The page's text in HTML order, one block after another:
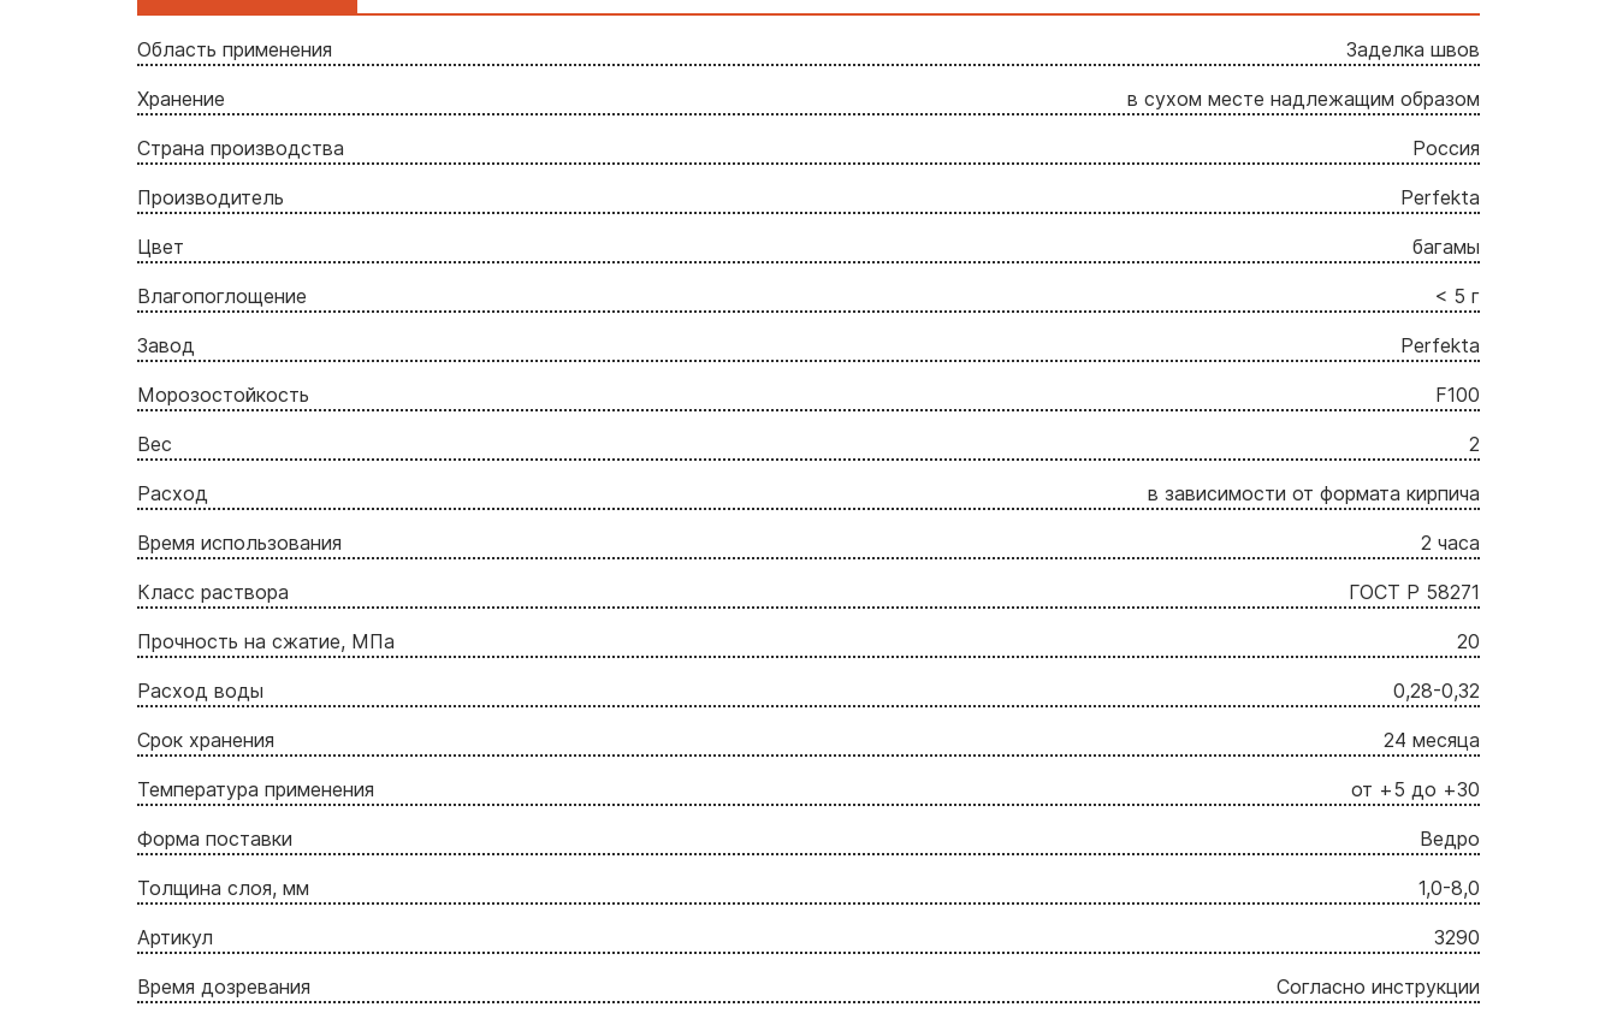
Область применения Заделка швов
Хранение в сухом месте надлежащим образом
Страна производства Россия
Производитель Perfekta
Цвет багамы
Влагопоглощение < 5 г
Завод Perfekta
Морозостойкость F100
Вес 2
Расход в зависимости от формата кирпича
Время использования 2 часа
Класс раствора ГОСТ Р 58271
Прочность на сжатие, МПа 20
Расход воды 0,28-0,32
Срок хранения 24 месяца
Температура применения от +5 до +30
Форма поставки Ведро
Толщина слоя, мм 1,0-8,0
Артикул 3290
Время дозревания Согласно инструкции